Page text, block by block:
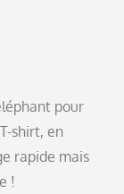
pour
shirt, en
rapide mais
!